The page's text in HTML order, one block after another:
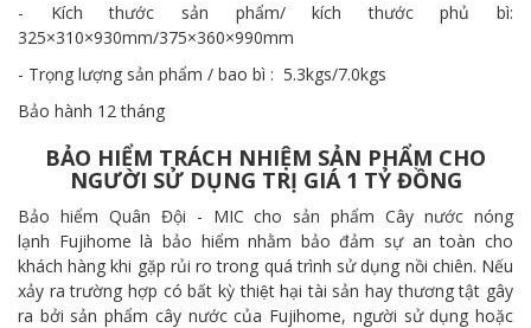
- Kích thước sản phẩm/ kích thước phủ bì:
325×310×930mm/375×360×990mm
- Trọng lượng sản phẩm / bao bì : 5.3kgs/7.0kgs
Bảo hành 12 tháng
BẢO HIỂM TRÁCH NHIỆM SẢN PHẨM CHO
NGƯỜI SỬ DỤNG TRỊ GIÁ 1 TỶ ĐỒNG
Bảo hiểm Quân Đội - MIC cho sản phẩm Cây nước nóng
lạnh Fujihome là bảo hiểm nhằm bảo đảm sự an toàn cho
khách hàng khi gặp rủi ro trong quá trình sử dụng nồi chiên. Nếu
xảy ra trường hợp có bất kỳ thiệt hại tài sản hay thương tật gây
ra bởi sản phẩm cây nước của Fujihome, người sử dụng hoặc